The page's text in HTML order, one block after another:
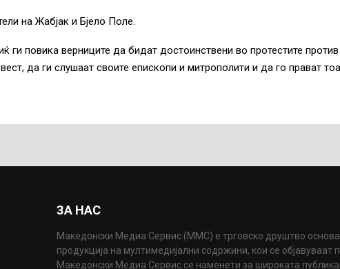
на Жабјак и Бјело Поле.
ги повика верниците да бидат достоинствени во протестите против
да ги слушаат своите епископи и митрополити и да го прават тоа
ЗА НАС
Македонски Медиа Сервис (ММС) е трговско друштво
продукција на мултимедијални содржини, кои се
Македонски Медиа Сервис се наменети за широката